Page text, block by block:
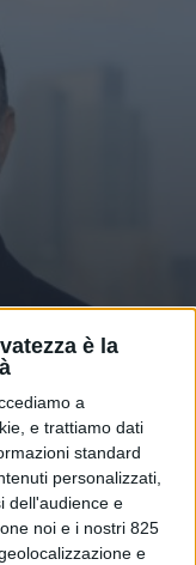
è la
a
e trattiamo dati
standard
personalizzati,
dell'audience e
noi e i nostri 825
e
e